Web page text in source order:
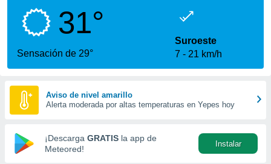
calidad.
a este
las
y
forma
digital
basada
31°
Sensación de 29°
Suroeste
7
21 km/h
Aviso de nivel amarillo
Alerta moderada por altas temperaturas en Yepes hoy
¡Descarga GRATIS la app de
Meteored!
Instalar